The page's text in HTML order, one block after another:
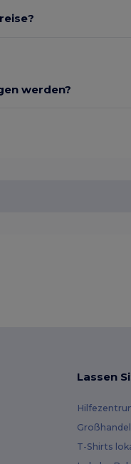
werden?
Lassen
T-Shirts